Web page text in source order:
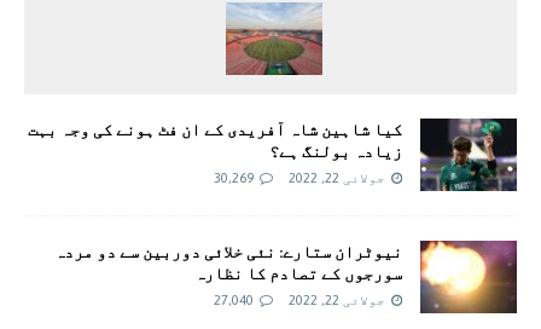
کیا شاہین شاہ آفریدی کے ان فٹ ہونے کی وجہ بہت
زیادہ بولنگ ہے؟
جولائی 22, 2022 30,269
نیوٹران ستارے: نئی خلائی دوربین سے دو مردہ
سورجوں کے تصادم کا نظارہ
جولائی 22, 2022 27,040